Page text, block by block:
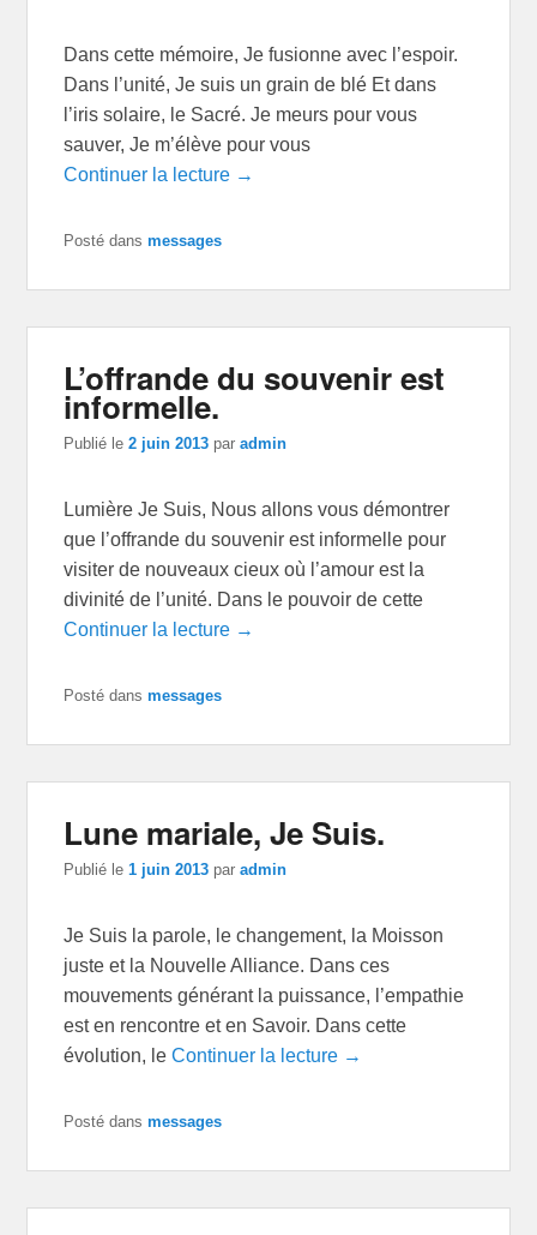
Dans cette mémoire, Je fusionne avec l’espoir.
Dans l’unité, Je suis un grain de blé Et dans
l’iris solaire, le Sacré. Je meurs pour vous
sauver, Je m’élève pour vous
Continuer la lecture →
Posté dans messages
L’offrande du souvenir est
informelle.
Publié le2 juin 2013 paradmin
Lumière Je Suis, Nous allons vous démontrer
que l’offrande du souvenir est informelle pour
visiter de nouveaux cieux où l’amour est la
divinité de l’unité. Dans le pouvoir de cette
Continuer la lecture →
Posté dans messages
Lune mariale, Je Suis.
Publié le1 juin 2013 paradmin
Je Suis la parole, le changement, la Moisson
juste et la Nouvelle Alliance. Dans ces
mouvements générant la puissance, l’empathie
est en rencontre et en Savoir. Dans cette
évolution, leContinuer la lecture →
Posté dans messages